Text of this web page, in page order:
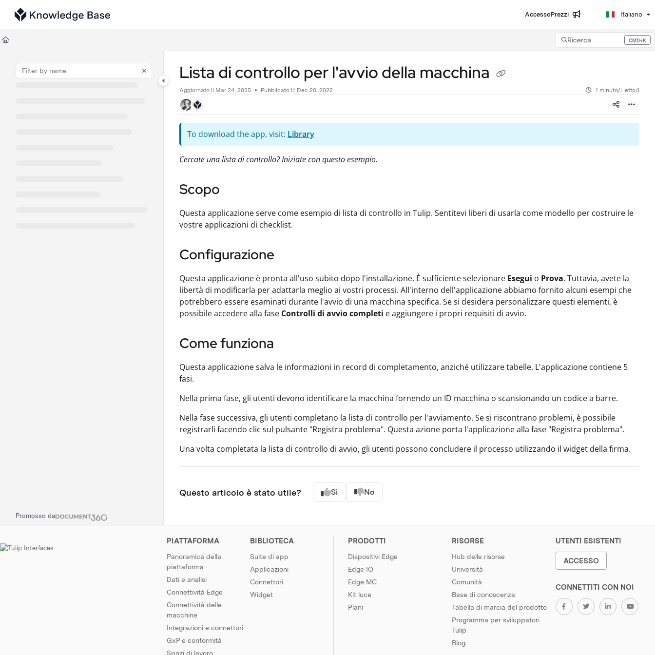
Documentation Index
Fetch the complete documentation index at:
Use this file to discover all available pages before exploring further.
AccessoPrezzi Italiano
Ricerca CMD+K
Press CMD+K to open search
Promosso da
Lista di controllo per l'avvio della macchina
Aggiornato il Mar 24, 2025 Pubblicato il: Dec 20, 2022 1 minuto/i letto/i
To download the app, visit: Library
Cercate una lista di controllo? Iniziate con questo esempio.
Scopo
Questa applicazione serve come esempio di lista di controllo in Tulip. Sentitevi liberi di usarla come modello per costruire le
vostre applicazioni di checklist.
Configurazione
Questa applicazione è pronta all'uso subito dopo l'installazione. È sufficiente selezionare Esegui o Prova. Tuttavia, avete la
libertà di modificarla per adattarla meglio ai vostri processi. All'interno dell'applicazione abbiamo fornito alcuni esempi che
potrebbero essere esaminati durante l'avvio di una macchina specifica. Se si desidera personalizzare questi elementi, è
possibile accedere alla fase Controlli di avvio completi e aggiungere i propri requisiti di avvio.
Come funziona
Questa applicazione salva le informazioni in record di completamento, anziché utilizzare tabelle. L'applicazione contiene 5
fasi.
Nella prima fase, gli utenti devono identificare la macchina fornendo un ID macchina o scansionando un codice a barre.
Nella fase successiva, gli utenti completano la lista di controllo per l'avviamento. Se si riscontrano problemi, è possibile
registrarli facendo clic sul pulsante "Registra problema". Questa azione porta l'applicazione alla fase "Registra problema".
Una volta completata la lista di controllo di avvio, gli utenti possono concludere il processo utilizzando il widget della firma.
Questo articolo è stato utile? Sì No
PIATTAFORMA
Panoramica della
piattaforma
Dati e analisi
Connettività Edge
Connettività delle
macchine
Integrazioni e connettori
GxP e conformità
Spazi di lavoro
BIBLIOTECA
Suite di app
Applicazioni
Connettori
Widget
PRODOTTI
Dispositivi Edge
Edge IO
Edge MC
Kit luce
Piani
RISORSE
Hub delle risorse
Università
Comunità
Base di conoscenza
Tabella di marcia del prodotto
Programma per sviluppatori
Tulip
Blog
UTENTI ESISTENTI
ACCESSO
CONNETTITI CON NOI